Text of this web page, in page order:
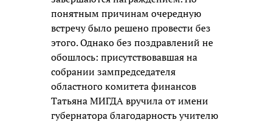
понятным причинам очередную
встречу было решено провести без
этого. Однако без поздравлений не
обошлось: присутствовавшая на
собрании зампредседателя
областного комитета финансов
Татьяна МИГДА вручила от имени
губернатора благодарность учителю